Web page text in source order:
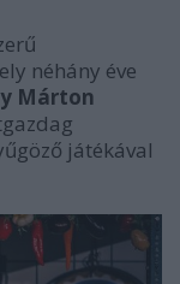
néhány éve
Márton
játékával